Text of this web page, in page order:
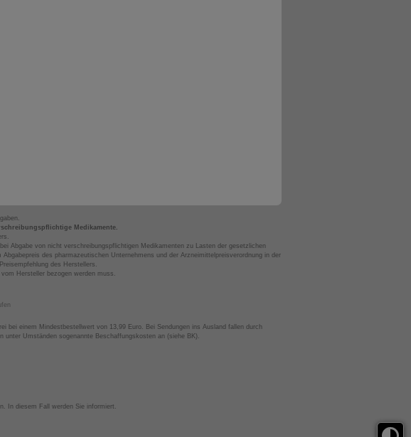
Medikamente.
Abgabe von nicht verschreibungspflichtigen Medikamenten zu Lasten der gesetzlichen
des pharmazeutischen Unternehmens und der Arzneimittelpreisverordnung in der
des Herstellers.
Hersteller bezogen werden muss.
bei einem Mindestbestellwert von 13,99 Euro. Bei Sendungen ins Ausland fallen durch
Umständen sogenannte Beschaffungskosten an (siehe BK).
In diesem Fall werden Sie informiert.